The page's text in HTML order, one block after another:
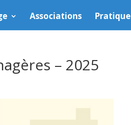
Associations Pratique
– 2025